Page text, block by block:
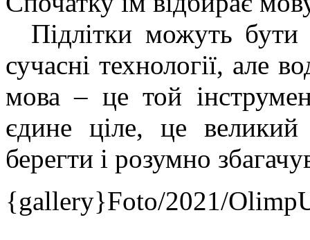
Підлітки можуть бути
сучасні технології, але
мова – це той
єдине ціле, це
берегти і розумно
{gallery}Foto/2021/